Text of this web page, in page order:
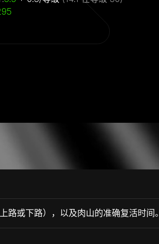
或下路），以及肉山的准确复活时间。